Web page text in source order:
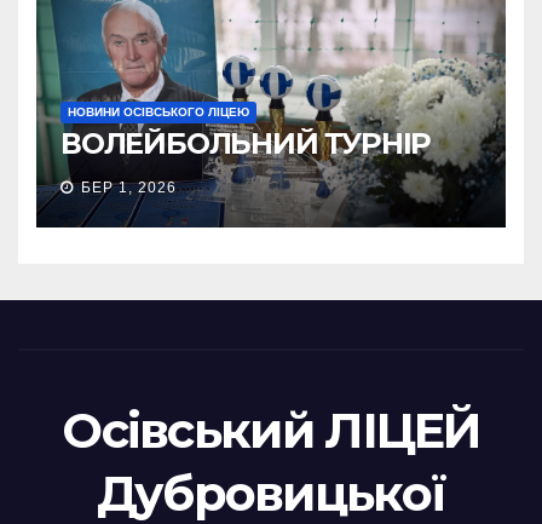
НОВИНИ ОСІВСЬКОГО ЛІЦЕЮ
ВОЛЕЙБОЛЬНИЙ ТУРНІР
БЕР 1, 2026
Осівський ЛІЦЕЙ
Дубровицької